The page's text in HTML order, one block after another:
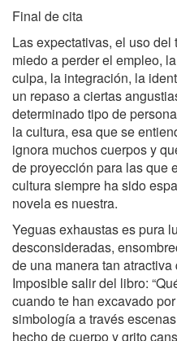
Final de cita
Las expectativas, el uso
miedo a perder el empleo,
culpa, la integración, la
un repaso a ciertas
determinado tipo de
la cultura, esa que se
ignora muchos cuerpos y
de proyección para las que
cultura siempre ha sido
novela es nuestra.
Yeguas exhaustas es pura
desconsideradas,
de una manera tan
Imposible salir del libro:
cuando te han excavado
simbología a través
hecho de cuerpo y grito